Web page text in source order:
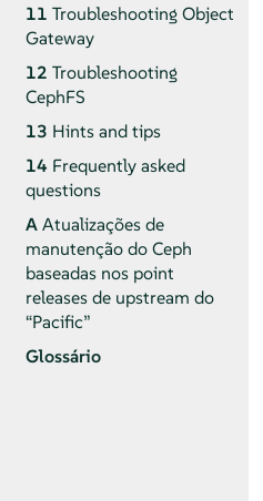
11 Troubleshooting Object
Gateway
12 Troubleshooting
CephFS
13 Hints and tips
14 Frequently asked
questions
AAtualizações de
manutenção do Ceph
baseadas nos point
releases de upstream do
“Pacific”
Glossário